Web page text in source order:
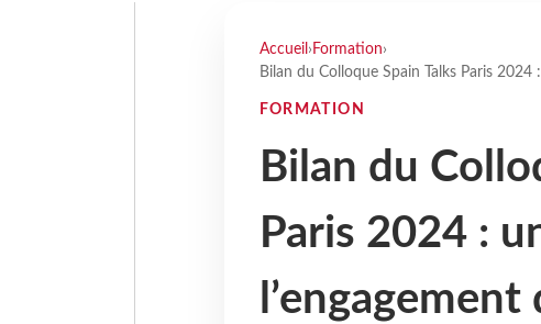
Accueil › Formation›
Bilan du Colloque Spain Talks Paris
FORMATION
Bilan du
Paris 2024 :